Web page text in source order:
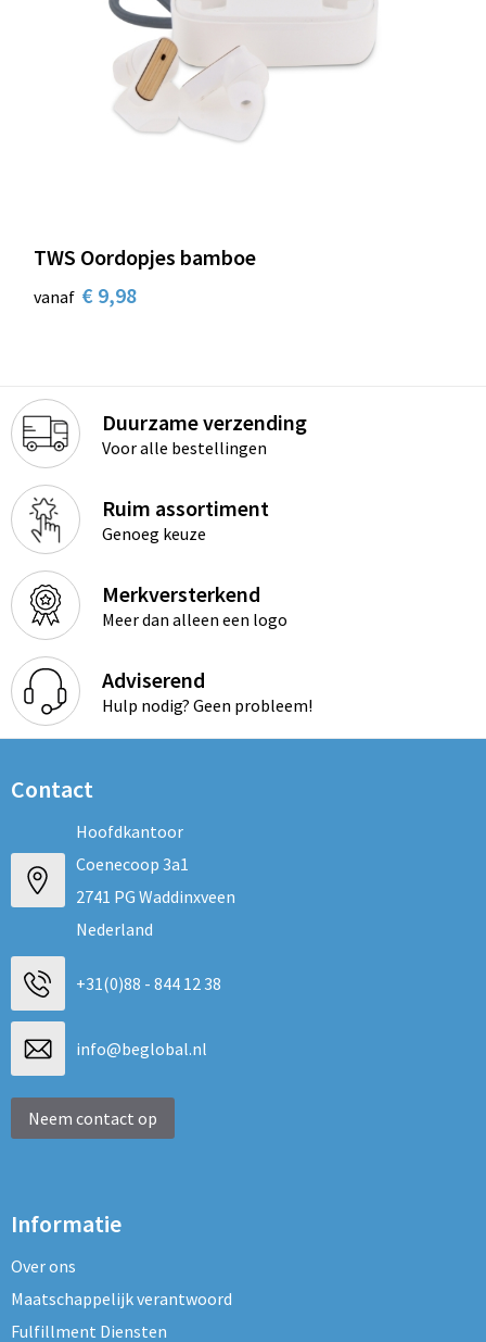
TWS Oordopjes bamboe
vanaf € 9,98
Duurzame verzending
Voor alle bestellingen
Ruim assortiment
Genoeg keuze
Merkversterkend
Meer dan alleen een logo
Adviserend
Hulp nodig? Geen probleem!
Contact
Hoofdkantoor
Coenecoop 3a1
2741 PG Waddinxveen
Nederland
+31(0)88 - 844 12 38
info@beglobal.nl
Neem contact op
Informatie
Over ons
Maatschappelijk verantwoord
Fulfillment Diensten